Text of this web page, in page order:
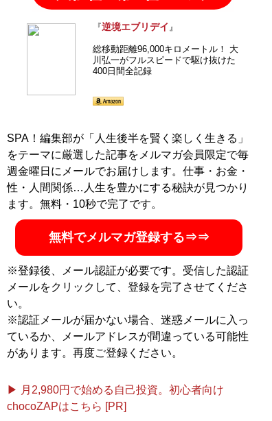
『逆境エブリデイ 』
総移動距離96,000キロメートル！ 大
川弘一がフルスピードで駆け抜けた
400日間全記録
SPA！編集部が「人生後半を賢く楽しく生きる」
をテーマに厳選した記事をメルマガ会員限定で毎
週金曜日にメールでお届けします。仕事・お金・
性・人間関係…人生を豊かにする秘訣が見つかり
ます。無料・10秒で完了です。
無料でメルマガ登録する⇒⇒
※登録後、メール認証が必要です。受信した認証
メールをクリックして、登録を完了させてくださ
い。
※認証メールが届かない場合、迷惑メールに入っ
ているか、メールアドレスが間違っている可能性
があります。再度ご登録ください。
▶ 月2,980円で始める自己投資。初心者向け
chocoZAPはこちら [PR]